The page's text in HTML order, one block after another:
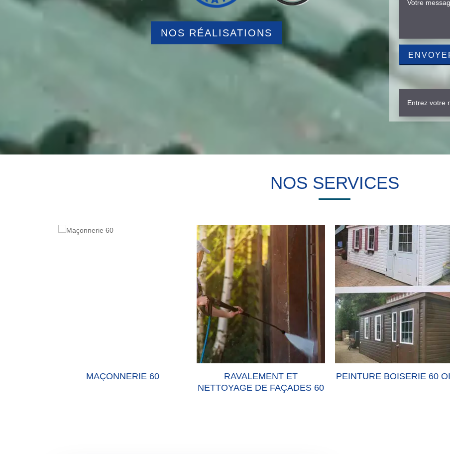
NOS RÉALISATIONS
NOS SERVICES
MAÇONNERIE 60
RAVALEMENT ET
NETTOYAGE DE FAÇADES 60
PEINTURE BOISERIE 60